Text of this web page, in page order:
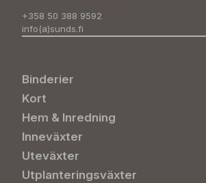
+358 50 388 9592
info(a)sunds.fi
Binderier
Kort
Hem & Inredning
Inneväxter
Uteväxter
Utplanteringsväxter